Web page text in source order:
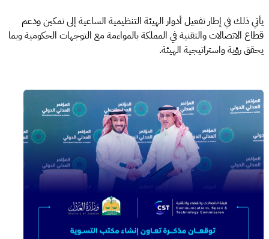
يأتي ذلك في إطار تفعيل أدوار الهيئة التنظيمية الساعية إلى تمكين ودعم
قطاع الاتصالات والتقنية في المملكة بالمواءمة مع التوجهات الحكومية وبما
يحقق رؤية واستراتيجية الهيئة.